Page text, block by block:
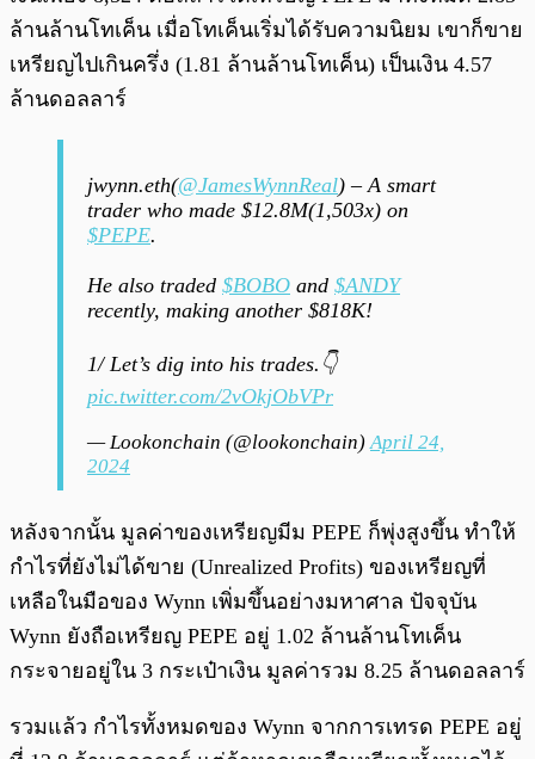
ล้านล้านโทเค็น เมื่อโทเค็นเริ่มได้รับความนิยม เขาก็ขาย
เหรียญไปเกินครึ่ง (1.81 ล้านล้านโทเค็น) เป็นเงิน 4.57
ล้านดอลลาร์
jwynn.eth(@JamesWynnReal) – A smart
trader who made $12.8M(1,503x) on
$PEPE.
He also traded $BOBO and $ANDY
recently, making another $818K!
1/ Let’s dig into his trades.👇
pic.twitter.com/2vOkjObVPr
— Lookonchain (@lookonchain)April 24,
2024
หลังจากนั้น มูลค่าของเหรียญมีม PEPE ก็พุ่งสูงขึ้น ทำให้
กำไรที่ยังไม่ได้ขาย (Unrealized Profits) ของเหรียญที่
เหลือในมือของ Wynn เพิ่มขึ้นอย่างมหาศาล ปัจจุบัน
Wynn ยังถือเหรียญ PEPE อยู่ 1.02 ล้านล้านโทเค็น
กระจายอยู่ใน 3 กระเป๋าเงิน มูลค่ารวม 8.25 ล้านดอลลาร์
รวมแล้ว กำไรทั้งหมดของ Wynn จากการเทรด PEPE อยู่